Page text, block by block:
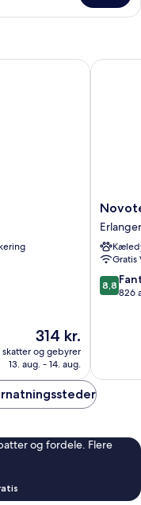
Prisen
314 kr.
314 kr.
og gebyrer
13. aug. - 14. aug.
Novotel
Gratis
8.8
ud
8,8
826
Novotel
og fordele. Flere